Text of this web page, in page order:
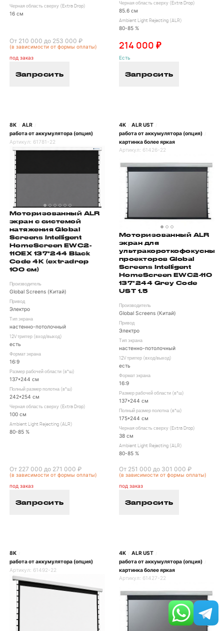
Черная область сверху (Extra Drop)
16 см
От 210 000 до 253 000 ₽
(в зависимости от формы оплаты)
под заказ
Запросить
Черная область сверху (Extra Drop)
85.6 см
Ambient Light Rejecting (ALR)
80-85 %
214 000 ₽
Есть
Запросить
8K ALR
работа от аккумулятора (опция)
Артикул: 61781-22
Моторизованный ALR
экран с системой
натяжения Global
Screens Intelligent
HomeScreen EWC2-
110EX 137*244 Black
Code 4K (extradrop
100 см)
Производитель
Global Screens (Китай)
Привод
Электро
Тип экрана
настенно-потолочный
12V триггер (вход/выход)
есть
Формат экрана
16:9
Размер рабочей области (в*ш)
137*244 см
Полный размер полотна (в*ш)
242*254 см
Черная область сверху (Extra Drop)
100 см
Ambient Light Rejecting (ALR)
80-85 %
От 227 000 до 271 000 ₽
(в зависимости от формы оплаты)
под заказ
Запросить
4K ALR UST
работа от аккумулятора (опция)
картинка более яркая
Артикул: 61426-22
Моторизованный ALR
экран для
ультракороткофокусных
проекторов Global
Screens Intelligent
HomeScreen EWC2-110
137*244 Grey Code
UST 1.5
Производитель
Global Screens (Китай)
Привод
Электро
Тип экрана
настенно-потолочный
12V триггер (вход/выход)
есть
Формат экрана
16:9
Размер рабочей области (в*ш)
137*244 см
Полный размер полотна (в*ш)
175*244 см
Черная область сверху (Extra Drop)
38 см
Ambient Light Rejecting (ALR)
80-85 %
От 251 000 до 301 000 ₽
(в зависимости от формы оплаты)
под заказ
Запросить
8K
работа от аккумулятора (опция)
Артикул: 61492-22
4K ALR UST
работа от аккумулятора (опция)
картинка более яркая
Артикул: 61427-22